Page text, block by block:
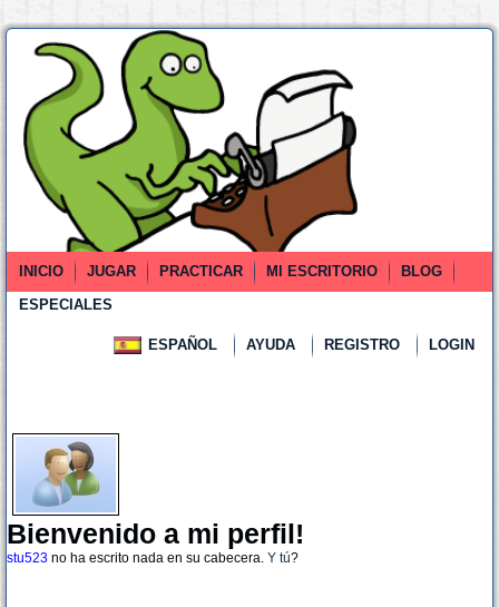
INICIO JUGAR PRACTICAR MI ESCRITORIO
BLOG
ESPECIALES
ESPAÑOL AYUDA REGISTRO LOGIN
Bienvenido a mi perfil!
stu523 no ha escrito nada en su cabecera. Y tú?